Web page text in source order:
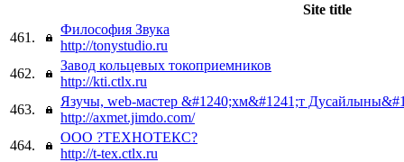
Site title
461.
Философия Звука
http://tonystudio.ru
462.
Завод кольцевых токоприемников
http://kti.ctlx.ru
463.
Язучы, web-мастер &#1240;хм&#1241;т
http://axmet.jimdo.com/
464.
ООО ?ТЕХНОТЕКС?
http://t-tex.ctlx.ru